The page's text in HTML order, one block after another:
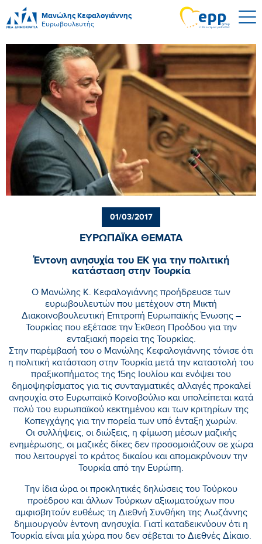
Μανώλης Κεφαλογιάννης
Ευρωβουλευτής
01/03/2017
ΕΥΡΩΠΑΪΚΑ ΘΕΜΑΤΑ
Έντονη ανησυχία του ΕΚ για την πολιτική
κατάσταση στην Τουρκία
Ο Μανώλης Κ. Κεφαλογιάννης προήδρευσε των
ευρωβουλευτών που μετέχουν στη Μικτή
Διακοινοβουλευτική Επιτροπή Ευρωπαϊκής Ένωσης –
Τουρκίας που εξέτασε την Έκθεση Προόδου για την
ενταξιακή πορεία της Τουρκίας.
Στην παρέμβασή του ο Μανώλης Κεφαλογιάννης τόνισε ότι
η πολιτική κατάσταση στην Τουρκία μετά την καταστολή του
πραξικοπήματος της 15ης Ιουλίου και ενόψει του
δημοψηφίσματος για τις συνταγματικές αλλαγές προκαλεί
ανησυχία στο Ευρωπαϊκό Κοινοβούλιο και υπολείπεται κατά
πολύ του ευρωπαϊκού κεκτημένου και των κριτηρίων της
Κοπεγχάγης για την πορεία των υπό ένταξη χωρών.
Οι συλλήψεις, οι διώξεις, η φίμωση μέσων μαζικής
ενημέρωσης, οι μαζικές δίκες δεν προσομοιάζουν σε χώρα
που λειτουργεί το κράτος δικαίου και απομακρύνουν την
Τουρκία από την Ευρώπη.
Την ίδια ώρα οι προκλητικές δηλώσεις του Τούρκου
προέδρου και άλλων Τούρκων αξιωματούχων που
αμφισβητούν ευθέως τη Διεθνή Συνθήκη της Λωζάννης
δημιουργούν έντονη ανησυχία. Γιατί καταδεικνύουν ότι η
Τουρκία είναι μία χώρα που δεν σέβεται το Διεθνές Δίκαιο.